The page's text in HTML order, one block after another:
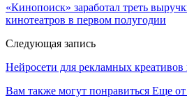
«Кинопоиск» заработал треть
кинотеатров в первом полугодии
Следующая запись
Нейросети для рекламных креативов
Вам также могут понравиться Еще от